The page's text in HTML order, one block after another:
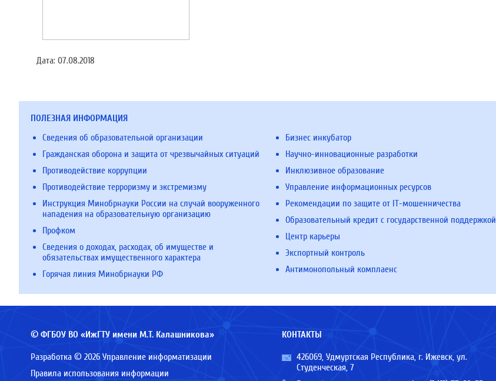
Дата: 07.08.2018
ПОЛЕЗНАЯ ИНФОРМАЦИЯ
Сведения об образовательной организации
Гражданская оборона и защита от чрезвычайных ситуаций
Противодействие коррупции
Противодействие терроризму и экстремизму
Инструкция Минобрнауки России на случай вооруженного
нападения на образовательную организацию
Профком
Сведения о доходах, расходах, об имуществе и
обязательствах имущественного характера
Горячая линия Минобрнауки РФ
Бизнес инкубатор
Научно-инновационные разработки
Инклюзивное образование
Управление информационных ресурсов
Рекомендации по защите от IT-мошенничества
Образовательный кредит с государственной поддержкой
Центр карьеры
Экспортный контроль
Антимонопольный комплаенс
© ФГБОУ ВО «ИжГТУ имени М.Т. Калашникова»
Разработка © 2026 Управление информатизации
Правила использования информации
КОНТАКТЫ
426069, Удмуртская Республика, г. Ижевск, ул.
Студенческая, 7